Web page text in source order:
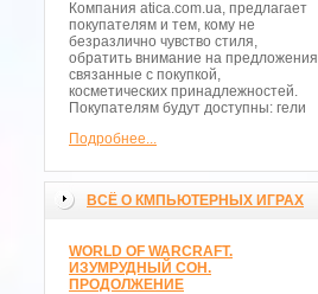
Компания atica.com.ua, предлагает
покупателям и тем, кому не
безразлично чувство стиля,
обратить внимание на предложения
связанные с покупкой,
косметических принадлежностей.
Покупателям будут доступны: гели
Подробнее...
ВСЁ О КМПЬЮТЕРНЫХ ИГРАХ
WORLD OF WARCRAFT.
ИЗУМРУДНЫЙ СОН.
ПРОДОЛЖЕНИЕ